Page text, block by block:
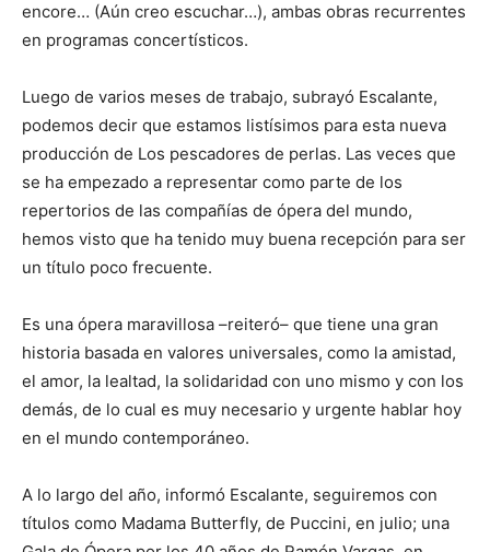
encore… (Aún creo escuchar…), ambas obras recurrentes
en programas concertísticos.
Luego de varios meses de trabajo, subrayó Escalante,
podemos decir que estamos listísimos para esta nueva
producción de Los pescadores de perlas. Las veces que
se ha empezado a representar como parte de los
repertorios de las compañías de ópera del mundo,
hemos visto que ha tenido muy buena recepción para ser
un título poco frecuente.
Es una ópera maravillosa –reiteró– que tiene una gran
historia basada en valores universales, como la amistad,
el amor, la lealtad, la solidaridad con uno mismo y con los
demás, de lo cual es muy necesario y urgente hablar hoy
en el mundo contemporáneo.
A lo largo del año, informó Escalante, seguiremos con
títulos como Madama Butterfly, de Puccini, en julio; una